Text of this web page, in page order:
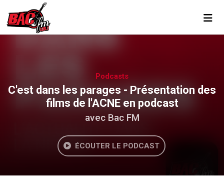
Podcasts
C'est dans les parages - Présentation des
films de l'ACNE en podcast
avec Bac FM
ÉCOUTER LE PODCAST